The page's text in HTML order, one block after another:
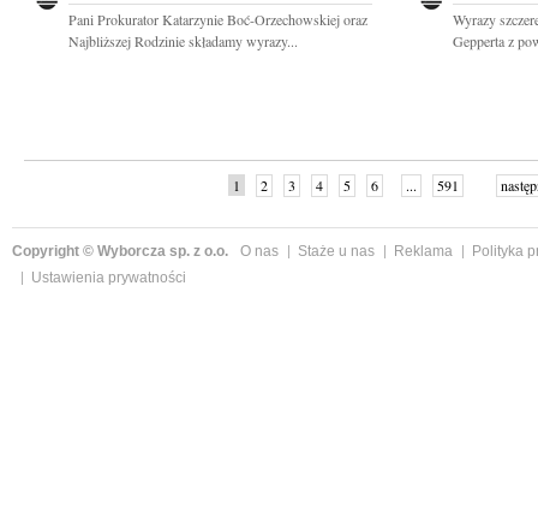
Pani Prokurator Katarzynie Boć-Orzechowskiej oraz
Najbliższej Rodzinie składamy wyrazy...
Wyrazy
Gepperta z
1 2 3 4 5 6 ... 591
Copyright © Wyborcza sp. z o.o. O nas Staże u nas Reklama
Polityka
Ustawienia prywatności